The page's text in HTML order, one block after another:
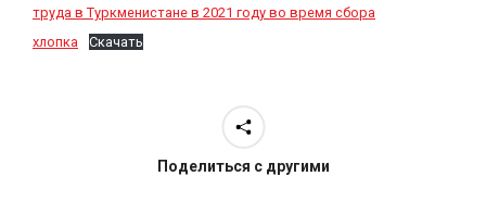
труда в Туркменистане в 2021 году во время сбора
хлопка
Скачать
Поделиться с другими